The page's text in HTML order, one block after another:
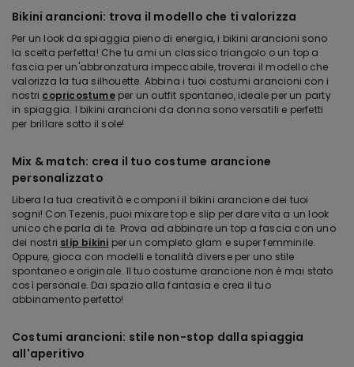
Bikini arancioni: trova il modello che ti valorizza
Per un look da spiaggia pieno di energia, i bikini arancioni sono
la scelta perfetta! Che tu ami un classico triangolo o un top a
fascia per un'abbronzatura impeccabile, troverai il modello che
valorizza la tua silhouette. Abbina i tuoi costumi arancioni con i
nostri copricostumeper un outfit spontaneo, ideale per un party
in spiaggia. I bikini arancioni da donna sono versatili e perfetti
per brillare sotto il sole!
Mix & match: crea il tuo costume arancione
personalizzato
Libera la tua creatività e componi il bikini arancione dei tuoi
sogni! Con Tezenis, puoi mixare top e slip per dare vita a un look
unico che parla di te. Prova ad abbinare un top a fascia con uno
dei nostri slip bikini per un completo glam e super femminile.
Oppure, gioca con modelli e tonalità diverse per uno stile
spontaneo e originale. Il tuo costume arancione non è mai stato
così personale. Dai spazio alla fantasia e crea il tuo
abbinamento perfetto!
Costumi arancioni: stile non-stop dalla spiaggia
all'aperitivo